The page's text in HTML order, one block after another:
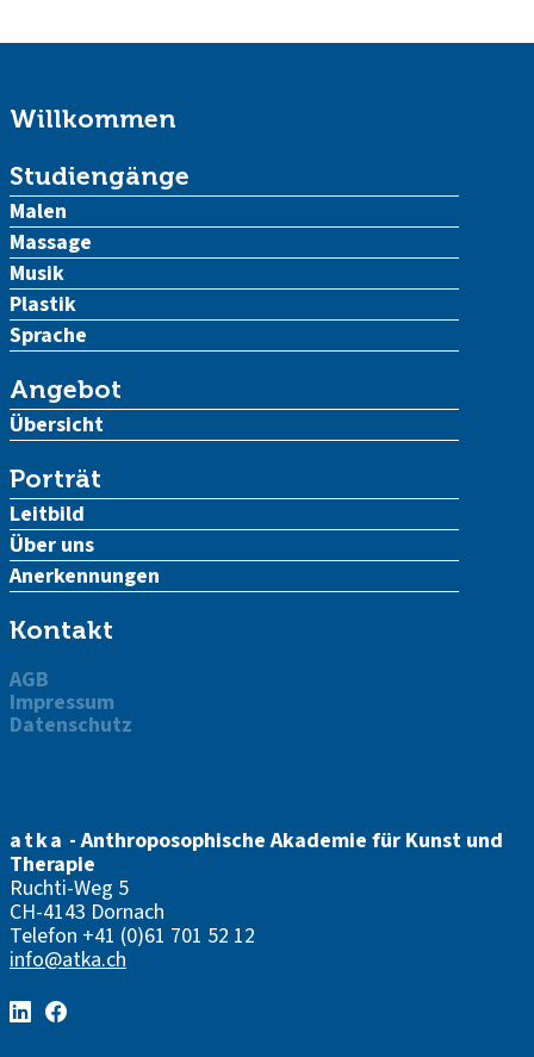
Willkommen
Studiengänge
Malen
Massage
Musik
Plastik
Sprache
Angebot
Übersicht
Porträt
Leitbild
Über uns
Anerkennungen
Kontakt
AGB
Impressum
Datenschutz
atka - Anthroposophische Akademie für Kunst und
Therapie
Ruchti-Weg 5
CH-4143 Dornach
Telefon +41 (0)61 701 52 12
info@atka.ch